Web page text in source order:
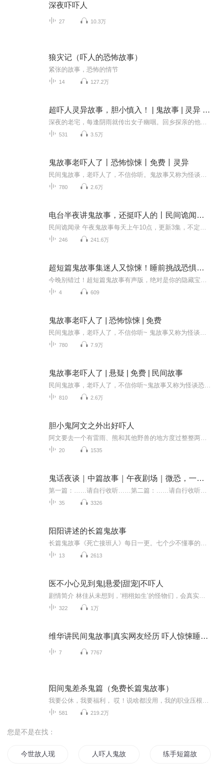
深夜吓吓人
27 10.3万
狼灾记（吓人的恐怖故事）
紧张的故事，恐怖的情节
14 127.2万
超吓人灵异故事，胆小慎入！ | 鬼故事 | 灵异 | 真人
531 3.5万
鬼故事老吓人了丨恐怖惊悚丨免费丨灵异
780 2.6万
电台半夜讲鬼故事，还挺吓人的丨民间诡闻丨恐怖故事
246 241.6万
超短篇鬼故事集迷人又惊悚！睡前挑战恐惧吓人的有声剧
4 609
鬼故事老吓人了 | 恐怖惊悚 | 免费
780 7.9万
鬼故事老吓人了 | 悬疑 | 免费 | 民间故事
810 2.6万
胆小鬼阿文之外出好吓人
20 1535
鬼话夜谈｜中篇故事｜午夜剧场｜微恐，一点也不吓人～
35 3326
阳阳讲述的长篇鬼故事
13 2613
医不小心见到鬼|悬爱|甜宠|不吓人
322 1万
维华讲民间鬼故事|真实网友经历 吓人惊悚睡眠必备
7 7767
阳间鬼差杀鬼篇（免费长篇鬼故事）
581 219.2万
您是不是在找：
今世故人现代篇 人吓人鬼故事 练手短篇故事